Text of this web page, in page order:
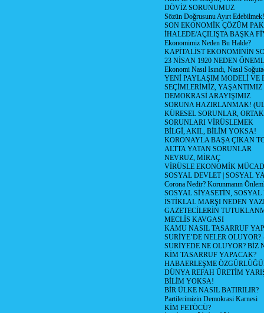
DÖVİZ SORUNUMUZ
Sözün Doğrusunu Ayırt Edebilmek!
SON EKONOMİK ÇÖZÜM
İHALEDE/AÇILIŞTA BAŞKA
Ekonomimiz Neden Bu Halde?
KAPİTALİST EKONOMİNİN
23 NİSAN 1920 NEDEN
Ekonomi Nasıl Isındı, Nasıl
YENİ PAYLAŞIM MODELİ VE
SEÇİMLERİMİZ, YAŞANTIMIZ
DEMOKRASİ ARAYIŞIMIZ
SORUNA HAZIRLANMAK!
KÜRESEL SORUNLAR,
SORUNLARI VİRÜSLEMEK
BİLGİ, AKIL, BİLİM YOKSA!
KORONAYLA BAŞA ÇIKAN
ALTTA YATAN SORUNLAR
NEVRUZ, MİRAÇ
VİRÜSLE EKONOMİK
SOSYAL DEVLET | SOSYAL
Corona Nedir? Korunmanın
SOSYAL SİYASETİN,
İSTİKLAL MARŞI NEDEN
GAZETECİLERİN
MECLİS KAVGASI
KAMU NASIL TASARRUF
SURİYE’DE NELER OLUYOR?
SURİYEDE NE OLUYOR? BİZ
KİM TASARRUF YAPACAK?
HABAERLEŞME
DÜNYA REFAH ÜRETİM
BİLİM YOKSA!
BİR ÜLKE NASIL BATIRILIR?
Partilerimizin Demokrasi Karnesi
KİM FETÖCÜ?